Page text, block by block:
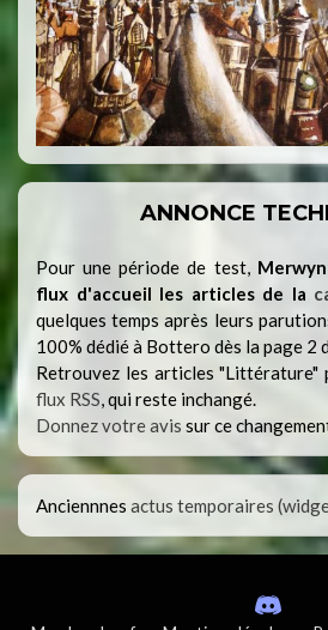
ANNONCE
Pour une période de test,Merwyn
flux d'accueil les articles de la
quelques temps après leurs
100% dédié à Bottero dès la page 2
Retrouvez les articles "Littérature"
flux RSS, qui reste inchangé.
Donnez votre avis sur ce
Anciennnes actus temporaires